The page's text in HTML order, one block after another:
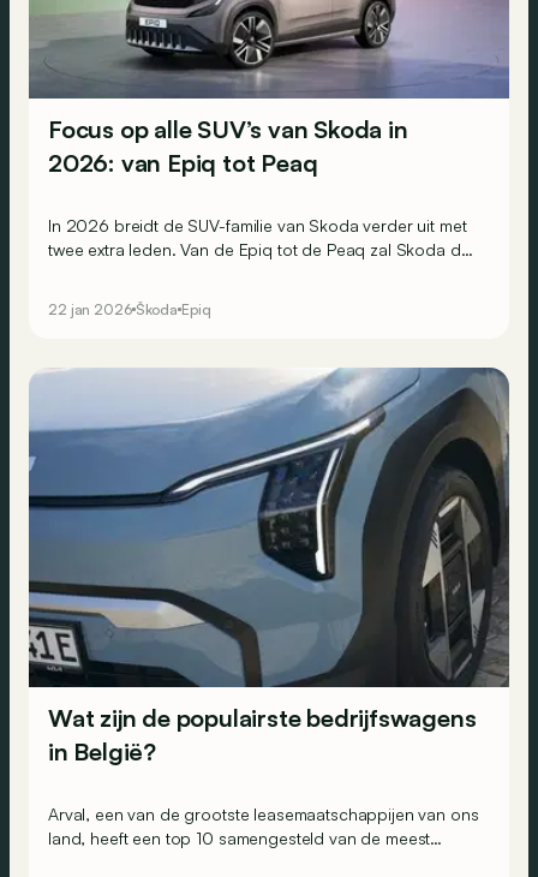
Focus op alle SUV’s van Skoda in
2026: van Epiq tot Peaq
In 2026 breidt de SUV-familie van Skoda verder uit met
twee extra leden. Van de Epiq tot de Peaq zal Skoda dan
aanbieden. We overlopen samen alle modellen, met
verbrandingsmotor en elektrisch, binnen deze grote
22 jan 2026 Škoda Epiq
Wat zijn de populairste bedrijfswagens
in België?
Arval, een van de grootste leasemaatschappijen van ons
land, heeft een top 10 samengesteld van de meest